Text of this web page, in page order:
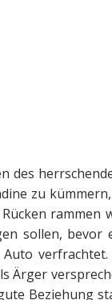
des
zu
sollen, bevor
Ärger
Beziehung